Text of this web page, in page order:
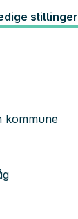
stillinger
kommune